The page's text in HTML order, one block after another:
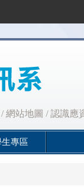
/網站地圖 /認識應
生專區